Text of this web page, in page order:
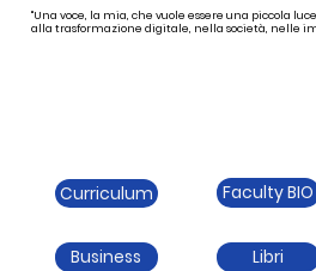
Faculty BIO
Curriculum
Business
Libri
"Una voce, la mia, che vuole essere una piccola
alla trasformazione digitale, nella società, nelle